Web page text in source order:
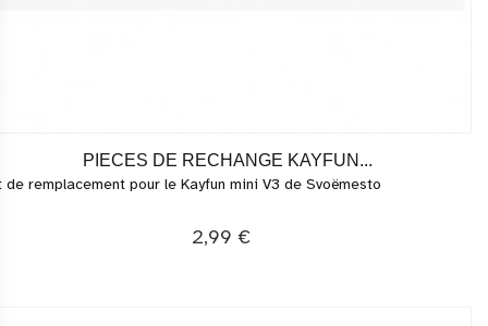
PIECES DE RECHANGE KAYFUN...
de remplacement pour le Kayfun mini V3 de Svoëmesto
2,99 €